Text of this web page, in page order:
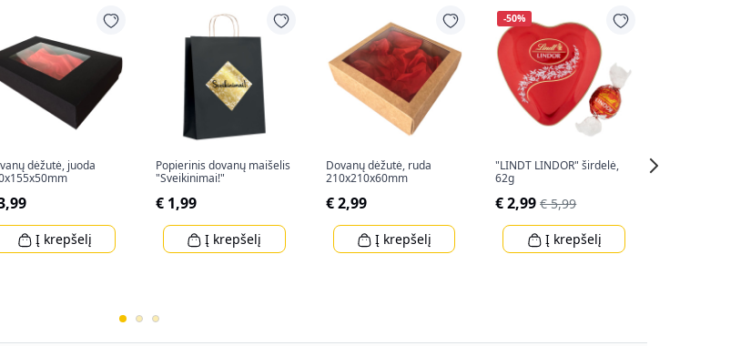
dėžutė, juoda
Į krepšelį
Popierinis dovanų maišelis
"Sveikinimai!"
€ 1,99
Į krepšelį
Dovanų dėžutė, ruda
210x210x60mm
€ 2,99
Į krepšelį
-50%
"LINDT LINDOR" širdelė,
62g
€ 2,99 € 5,99
Į krepšelį